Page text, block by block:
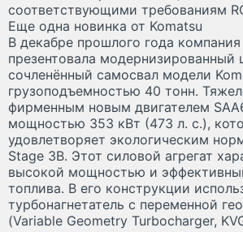
соответствующими требованиям
Еще одна новинка от Komatsu
В декабре прошлого года компания
презентовала модернизированный
сочленённый самосвал модели
грузоподъемностью 40 тонн.
фирменным новым двигателем
мощностью 353 кВт (473 л. с.),
удовлетворяет экологическим
Stage 3B. Этот силовой агрегат
высокой мощностью и
топлива. В его конструкции
турбонагнетатель с переменной
(Variable Geometry Turbocharger,